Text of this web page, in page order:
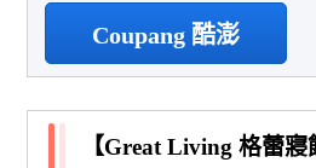
Coupang 酷澎
【Great Living 格蕾